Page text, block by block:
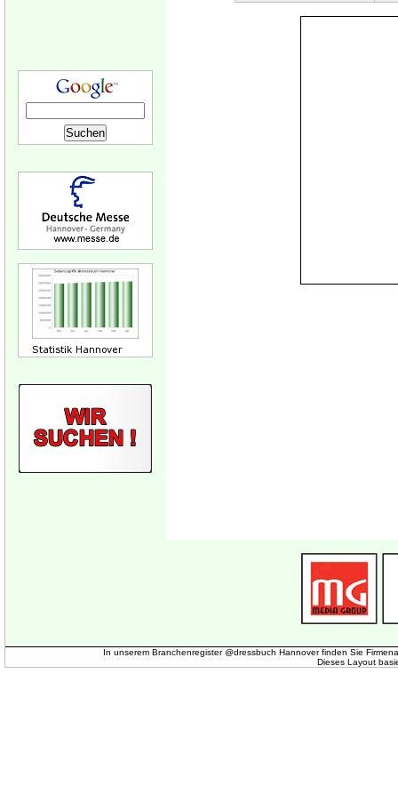
In unserem Branchenregister @dressbuch Hannover finden Sie
Dieses Layout